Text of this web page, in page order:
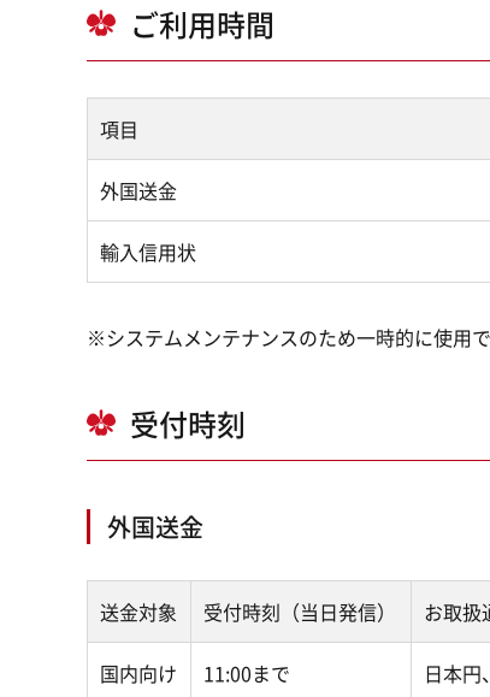
ご利用時間
項目
外国送金
輸入信用状
※システムメンテナンスのため一時的に使用
受付時刻
外国送金
送金対象 受付時刻（当日発信） お取扱
国内向け 11:00まで 日本円